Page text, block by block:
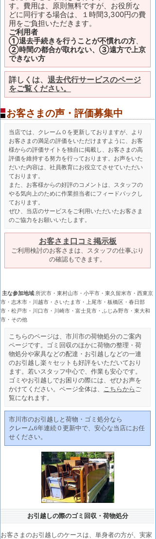
す。費用は、原則無料ですが、お役所な
どに同行する場合は、１時間3,300円の費
用をご負担いただきます。
ご利用者
①退去手続きを行うことが不慣れの方、
②時間の都合が取れない、③遠方で上京
できない方
詳しくは、 退去代行サービスのページ
をご覧ください。
お客さまの声・評価募集中
当店では、クレーム０を更新しておりますが、より
お客さまの満足の評価をいただけますように、お客
様からの評価サイトを独自に掲載し、お客さまの高
評価を維持する努力を行っております。お声をいた
だいた内容は、社員教育にお役立てさせていただい
ております。
また、お客様からの好評のコメントは、スタッフの
やる気向上のために作業担当者にフィードバックし
ております。
ぜひ、当店のサービスをご利用いただいたお客さま
のご協力をお願いいたします。
お客さま口コミ掲示板
ご利用検討のお客さまは、スタッフの仕事ぶり
の確認もできます。
主な参加地域:所沢市・東村山市・小平市・東久留米市・西東京
市・志木市・川越市・さいたま市・上尾市・板橋区・春日部
市・松戸市・川口市・川崎市・富士見市・ふじみ野市・東大和
市・その他
こちらのページは、市川市の荷物処分のご案内
ページです。ゴミ回収のほかに荷物の整理・荷
物処分や家具などの配達・お引越しなどの一連
のお引越し楽々セットも好評をいただいており
ます。若いスタッフ中心で、作業も安心です。
ゴミやお引越しでお困りの際には、ぜひお声を
かけてください。ページ全体は、 こちらから ご
覧になれます。
市川市のお引越しと荷物・ゴミ処分なら
クレーム6年連続０更新中で、安心な当店にお任
せください。
お引越しの際のゴミ回収・荷物処分
お客さまのお引越しのケースは、単身者の方が、実家